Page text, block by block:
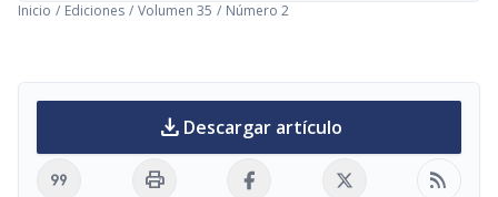
Inicio / Ediciones / Volumen 35 / Número 2
download Descargar artículo
format_quote print rss_feed